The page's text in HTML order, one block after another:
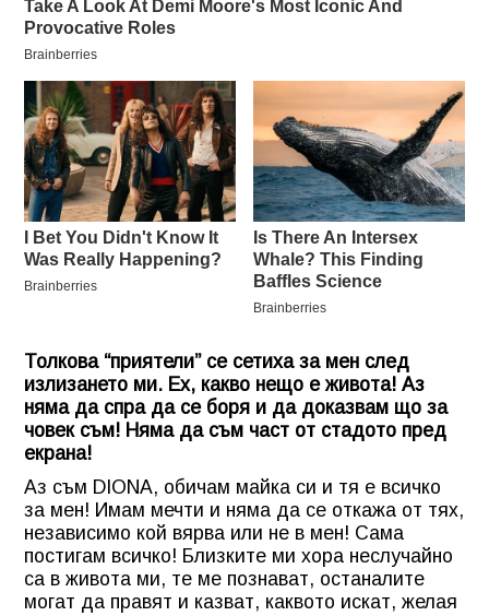
Толкова “приятели” се сетиха за мен след
излизането ми. Ех, какво нещо е живота! Аз
няма да спра да се боря и да доказвам що за
човек съм! Няма да съм част от стадото пред
екрана!
Аз съм DIONA, обичам майка си и тя е всичко
за мен! Имам мечти и няма да се откажа от тях,
независимо кой вярва или не в мен! Сама
постигам всичко! Близките ми хора неслучайно
са в живота ми, те ме познават, останалите
могат да правят и казват, каквото искат, желая